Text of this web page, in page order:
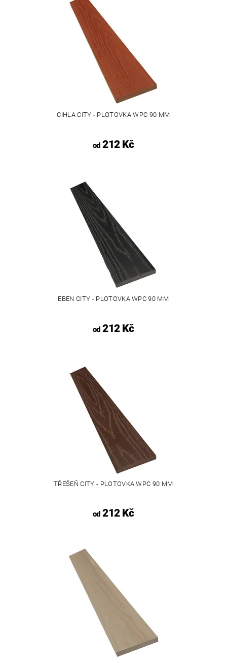
CIHLA CITY - PLOTOVKA WPC 90 MM
od212 Kč
EBEN CITY - PLOTOVKA WPC 90 MM
od212 Kč
TŘEŠEŇ CITY - PLOTOVKA WPC 90 MM
od212 Kč